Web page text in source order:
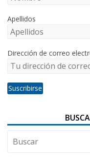
Apellidos
Dirección de correo